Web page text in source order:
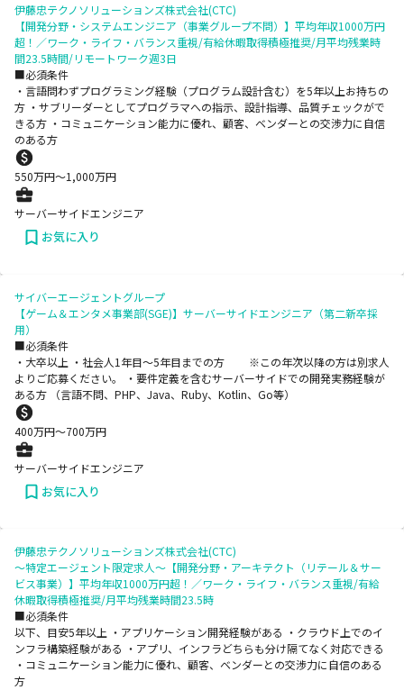
伊藤忠テクノソリューションズ株式会社(CTC)
【開発分野・システムエンジニア（事業グループ不問）】平均年収1000万円
超！／ワーク・ライフ・バランス重視/有給休暇取得積極推奨/月平均残業時
間23.5時間/リモートワーク週3日
■必須条件
・言語問わずプログラミング経験（プログラム設計含む）を5年以上お持ちの
方 ・サブリーダーとしてプログラマへの指示、設計指導、品質チェックがで
きる方 ・コミュニケーション能力に優れ、顧客、ベンダーとの交渉力に自信
のある方
550万円〜1,000万円
サーバーサイドエンジニア
お気に入り
サイバーエージェントグループ
【ゲーム＆エンタメ事業部(SGE)】サーバーサイドエンジニア（第二新卒採
用）
■必須条件
・大卒以上 ・社会人1年目～5年目までの方 ※この年次以降の方は別求人
よりご応募ください。 ・要件定義を含むサーバーサイドでの開発実務経験が
ある方 （言語不問、PHP、Java、Ruby、Kotlin、Go等）
400万円〜700万円
サーバーサイドエンジニア
お気に入り
伊藤忠テクノソリューションズ株式会社(CTC)
～特定エージェント限定求人～【開発分野・アーキテクト（リテール＆サー
ビス事業）】平均年収1000万円超！／ワーク・ライフ・バランス重視/有給
休暇取得積極推奨/月平均残業時間23.5時
■必須条件
以下、目安5年以上 ・アプリケーション開発経験がある ・クラウド上でのイ
ンフラ構築経験がある ・アプリ、インフラどちらも分け隔てなく対応できる
・コミュニケーション能力に優れ、顧客、ベンダーとの交渉力に自信のある
方